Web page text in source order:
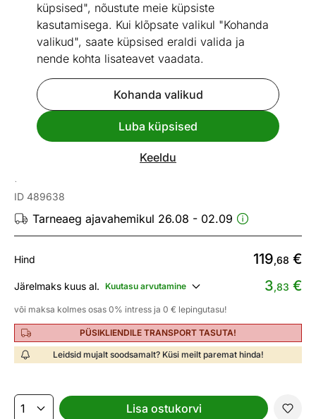
küpsised", nõustute meie küpsiste
kasutamisega. Kui klõpsate valikul "Kohanda
valikud", saate küpsised eraldi valida ja
nende kohta lisateavet vaadata.
Kohanda valikud
Luba küpsised
Keeldu
Vaata sarnaseid
Kirjutuslaud Velutto
ID 489638
Tarneaeg ajavahemikul 26.08 - 02.09
Hind 119,68 €
Järelmaks kuus al. Kuutasu arvutamine 3,83 €
või maksa kolmes osas 0% intress ja 0 € lepingutasu!
PÜSIKLIENDILE TRANSPORT TASUTA!
Leidsid mujalt soodsamalt? Küsi meilt paremat hinda!
Lisa ostukorvi